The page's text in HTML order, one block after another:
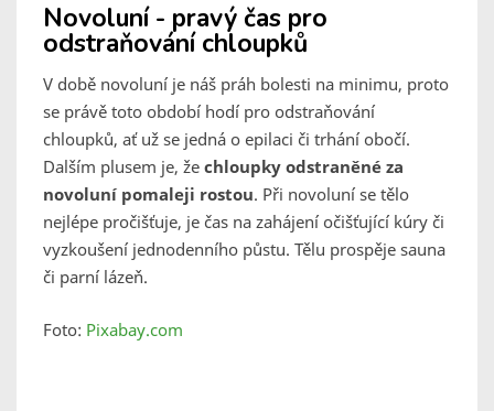
Novoluní - pravý čas pro
odstraňování chloupků
V době novoluní je náš práh bolesti na minimu, proto
se právě toto období hodí pro odstraňování
chloupků, ať už se jedná o epilaci či trhání obočí.
Dalším plusem je, že chloupky odstraněné za
novoluní pomaleji rostou. Při novoluní se tělo
nejlépe pročišťuje, je čas na zahájení očišťující kúry či
vyzkoušení jednodenního půstu. Tělu prospěje sauna
či parní lázeň.
Foto: Pixabay.com